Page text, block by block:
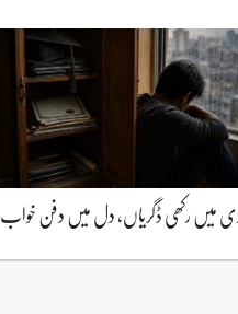
میں رکھی ڈگریاں، دل میں دفن خواب